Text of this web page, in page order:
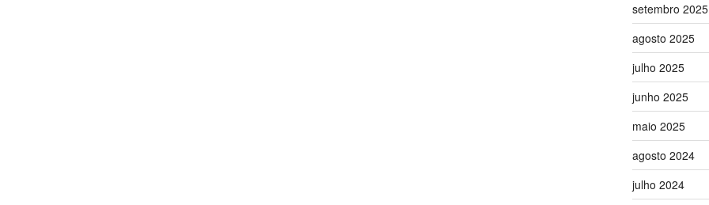
setembro 2025
agosto 2025
julho 2025
junho 2025
maio 2025
agosto 2024
julho 2024